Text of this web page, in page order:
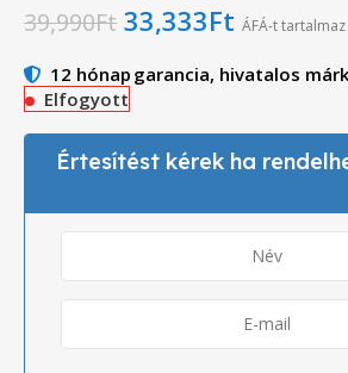
39,990Ft 33,333Ft ÁFÁ-t tartalmaz
12 hónap garancia, hivatalos
Elfogyott
Értesítést kérek ha